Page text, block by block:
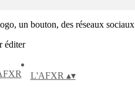
un bouton, des réseaux sociaux
éditer
L'AFXR ▴▾